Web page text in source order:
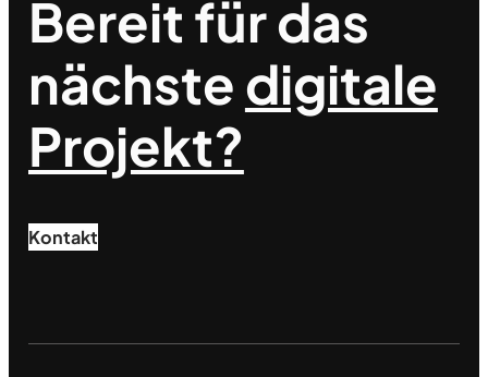
Bereit für das
nächstedigitale
Projekt?
Kontakt